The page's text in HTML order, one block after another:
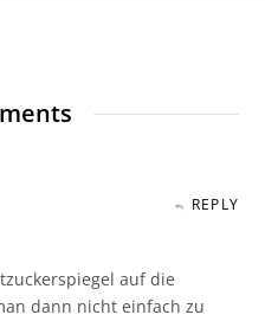
REPLY
auf die
dann nicht einfach zu